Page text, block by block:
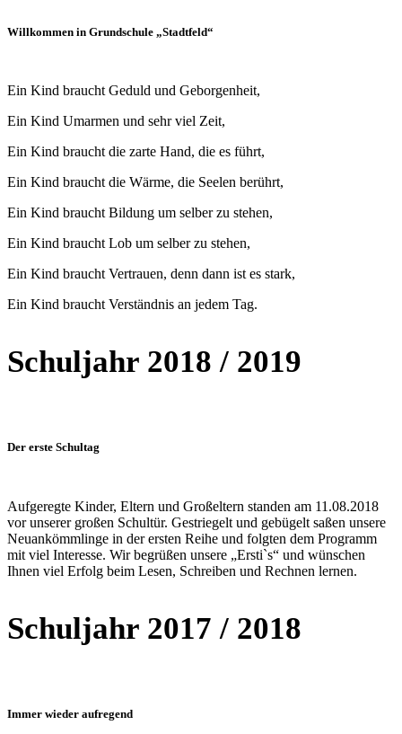
Willkommen in Grundschule „Stadtfeld“
Ein Kind braucht Geduld und Geborgenheit,
Ein Kind Umarmen und sehr viel Zeit,
Ein Kind braucht die zarte Hand, die es führt,
Ein Kind braucht die Wärme, die Seelen berührt,
Ein Kind braucht Bildung um selber zu stehen,
Ein Kind braucht Lob um selber zu stehen,
Ein Kind braucht Vertrauen, denn dann ist es stark,
Ein Kind braucht Verständnis an jedem Tag.
Schuljahr 2018 / 2019
Der erste Schultag
Aufgeregte Kinder, Eltern und Großeltern standen am 11.08.2018
vor unserer großen Schultür. Gestriegelt und gebügelt saßen unsere
Neuankömmlinge in der ersten Reihe und folgten dem Programm
mit viel Interesse. Wir begrüßen unsere „Ersti`s“ und wünschen
Ihnen viel Erfolg beim Lesen, Schreiben und Rechnen lernen.
Schuljahr 2017 / 2018
Immer wieder aufregend